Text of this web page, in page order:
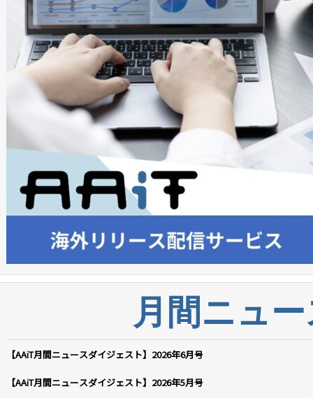
月間ニュ
【AAiT月間ニュースダイジェスト】2026年6月号
【AAiT月間ニュースダイジェスト】2026年5月号